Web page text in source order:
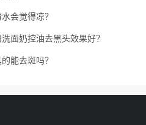
会觉得凉？
面奶控油去黑头效果好？
能去斑吗？